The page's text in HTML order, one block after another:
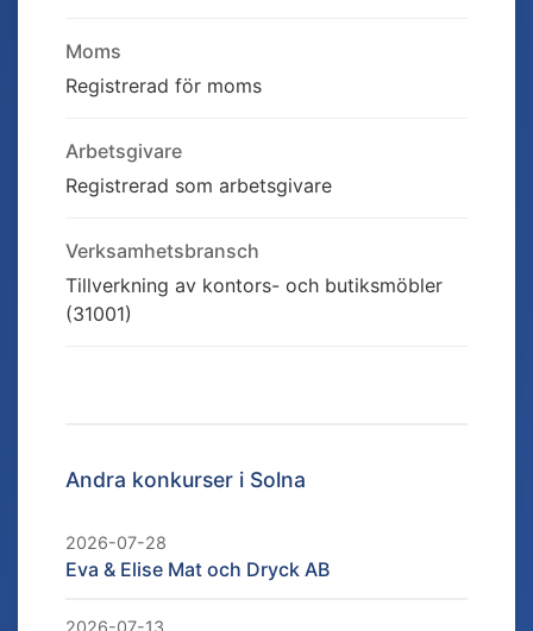
Moms
Registrerad för moms
Arbetsgivare
Registrerad som arbetsgivare
Verksamhetsbransch
Tillverkning av kontors- och butiksmöbler
(31001)
Andra konkurser i Solna
2026-07-28
Eva & Elise Mat och Dryck AB